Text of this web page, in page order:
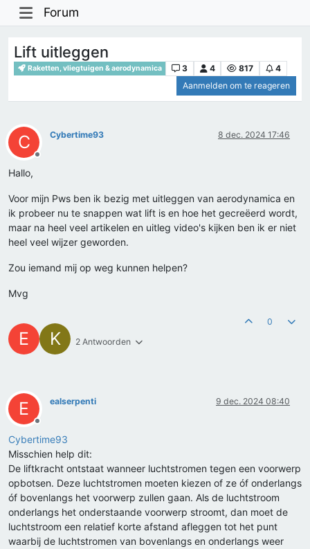
Forum
Lift uitleggen
Raketten, vliegtuigen & aerodynamica 3 4 817
4
Aanmelden om te reageren
C
Offline
Cybertime93 8 dec. 2024 17:46
Hallo,
Voor mijn Pws ben ik bezig met uitleggen van aerodynamica en
ik probeer nu te snappen wat lift is en hoe het gecreëerd wordt,
maar na heel veel artikelen en uitleg video's kijken ben ik er niet
heel veel wijzer geworden.
Zou iemand mij op weg kunnen helpen?
Mvg
E K 2 Antwoorden
0
E
Offline
ealserpenti 9 dec. 2024 08:40
Cybertime93
Misschien help dit:
De liftkracht ontstaat wanneer luchtstromen tegen een voorwerp
opbotsen. Deze luchtstromen moeten kiezen of ze óf onderlangs
óf bovenlangs het voorwerp zullen gaan. Als de luchtstroom
onderlangs het onderstaande voorwerp stroomt, dan moet de
luchtstroom een relatief korte afstand afleggen tot het punt
waarbij de luchtstromen van bovenlangs en onderlangs weer